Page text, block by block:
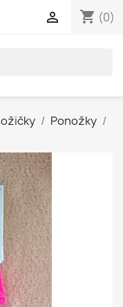
shopping_cart (0)

Ponožky